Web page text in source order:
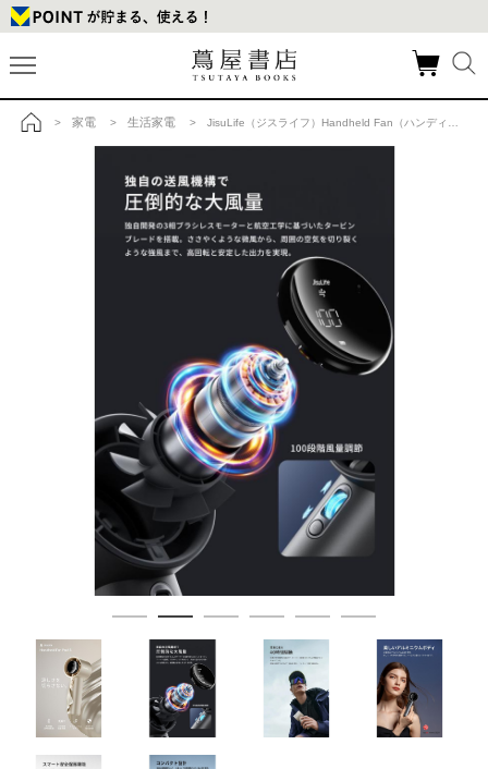
> 家電 > 生活家電 > JisuLife（ジスライフ）Handheld Fan（ハンディファン） Pro1 S Goldの商品詳細